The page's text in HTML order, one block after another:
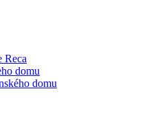
Reca
domu
domu